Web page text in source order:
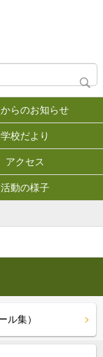
らのお知らせ
学校だより
アクセス
活動の様子
ル集）